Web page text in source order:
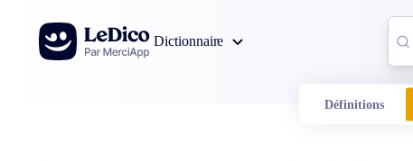
Aller au contenu
Dictionnaire
Définitions